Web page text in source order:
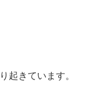
起きています。